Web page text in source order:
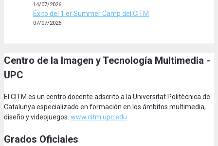
14/07/2026
Éxito del 1.er Summer Camp del CITM
07/07/2026
Centro de la Imagen y Tecnología Multimedia -
UPC
El CITM es un centro docente adscrito a la Universitat Politècnica de
Catalunya especializado en formación en los ámbitos multimedia,
diseño y videojuegos. www.citm.upc.edu
Grados Oficiales